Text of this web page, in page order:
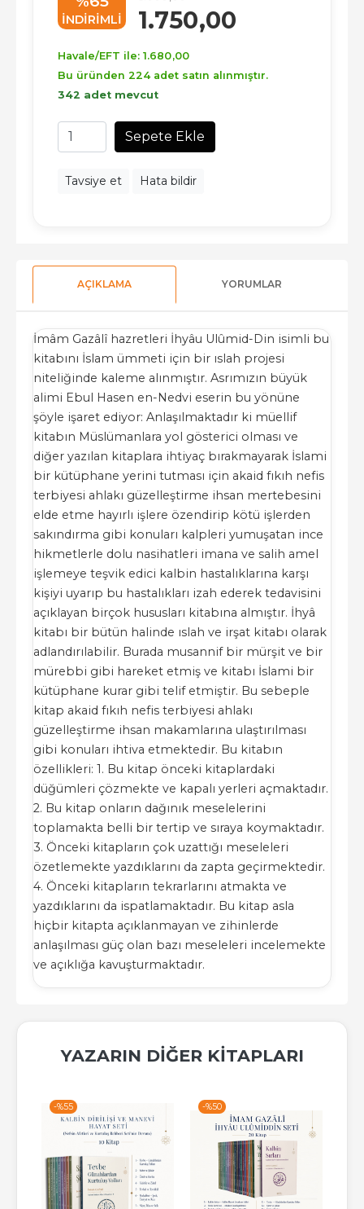
INDIRIMLI 1.750,00
Havale/EFT ile: 1.680,00
Bu üründen 224 adet satın alınmıştır.
342 adet mevcut
Sepete Ekle
Tavsiye et Hata bildir
AÇIKLAMA YORUMLAR
İmâm Gazâlî hazretleri İhyâu Ulûmid-Din isimli bu
kitabını İslam ümmeti için bir ıslah projesi
niteliğinde kaleme alınmıştır. Asrımızın büyük
alimi Ebul Hasen en-Nedvi eserin bu yönüne
şöyle işaret ediyor: Anlaşılmaktadır ki müellif
kitabın Müslümanlara yol gösterici olması ve
diğer yazılan kitaplara ihtiyaç bırakmayarak İslami
bir kütüphane yerini tutması için akaid fıkıh nefis
terbiyesi ahlakı güzelleştirme ihsan mertebesini
elde etme hayırlı işlere özendirip kötü işlerden
sakındırma gibi konuları kalpleri yumuşatan ince
hikmetlerle dolu nasihatleri imana ve salih amel
işlemeye teşvik edici kalbin hastalıklarına karşı
kişiyi uyarıp bu hastalıkları izah ederek tedavisini
açıklayan birçok hususları kitabına almıştır. İhyâ
kitabı bir bütün halinde ıslah ve irşat kitabı olarak
adlandırılabilir. Burada musannif bir mürşit ve bir
mürebbi gibi hareket etmiş ve kitabı İslami bir
kütüphane kurar gibi telif etmiştir. Bu sebeple
kitap akaid fıkıh nefis terbiyesi ahlakı
güzelleştirme ihsan makamlarına ulaştırılması
gibi konuları ihtiva etmektedir. Bu kitabın
özellikleri: 1. Bu kitap önceki kitaplardaki
düğümleri çözmekte ve kapalı yerleri açmaktadır.
2. Bu kitap onların dağınık meselelerini
toplamakta belli bir tertip ve sıraya koymaktadır.
3. Önceki kitapların çok uzattığı meseleleri
özetlemekte yazdıklarını da zapta geçirmektedir.
4. Önceki kitapların tekrarlarını atmakta ve
yazdıklarını da ispatlamaktadır. Bu kitap asla
hiçbir kitapta açıklanmayan ve zihinlerde
anlaşılması güç olan bazı meseleleri incelemekte
ve açıklığa kavuşturmaktadır.
YAZARIN DIĞER KITAPLARI
-%55 -%50